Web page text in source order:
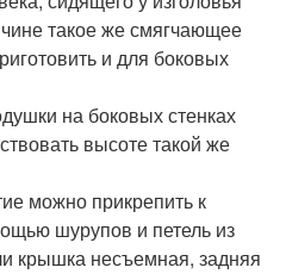
такое же смягчающее
и для боковых
на боковых стенках
высоте такой же
можно прикрепить к
шурупов и петель из
крышка несъемная, задняя